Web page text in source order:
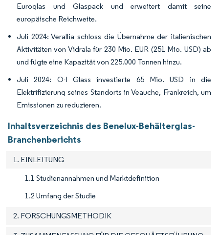
Euroglas und Glaspack und erweitert damit seine
europäische Reichweite.
Juli 2024: Verallia schloss die Übernahme der italienischen
Aktivitäten von Vidrala für 230 Mio. EUR (251 Mio. USD) ab
und fügte eine Kapazität von 225.000 Tonnen hinzu.
Juli 2024: O-I Glass investierte 65 Mio. USD in die
Elektrifizierung seines Standorts in Veauche, Frankreich, um
Emissionen zu reduzieren.
Inhaltsverzeichnis des Benelux-Behälterglas-
Branchenberichts
1. EINLEITUNG
1.1 Studienannahmen und Marktdefinition
1.2 Umfang der Studie
2. FORSCHUNGSMETHODIK